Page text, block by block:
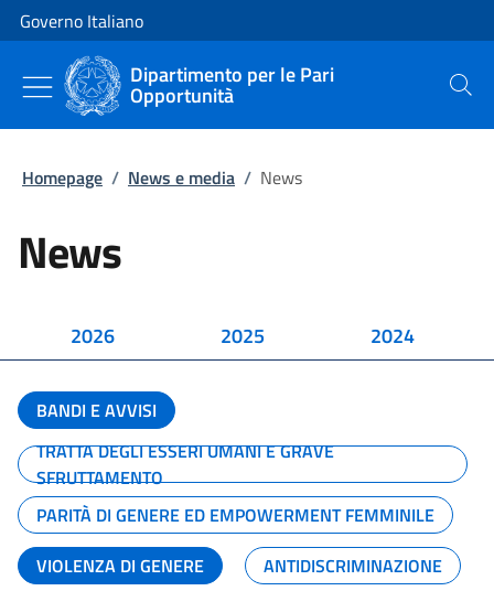
Vai al contenuto
Vai alla navigazione del sito
Governo Italiano
Dipartimento per le Pari
Opportunità Cerca
Homepage / News e media / News
News
2026 2025 2024
BANDI E AVVISI
TRATTA DEGLI ESSERI UMANI E GRAVE
SFRUTTAMENTO
PARITÀ DI GENERE ED EMPOWERMENT FEMMINILE
VIOLENZA DI GENERE
ANTIDISCRIMINAZIONE